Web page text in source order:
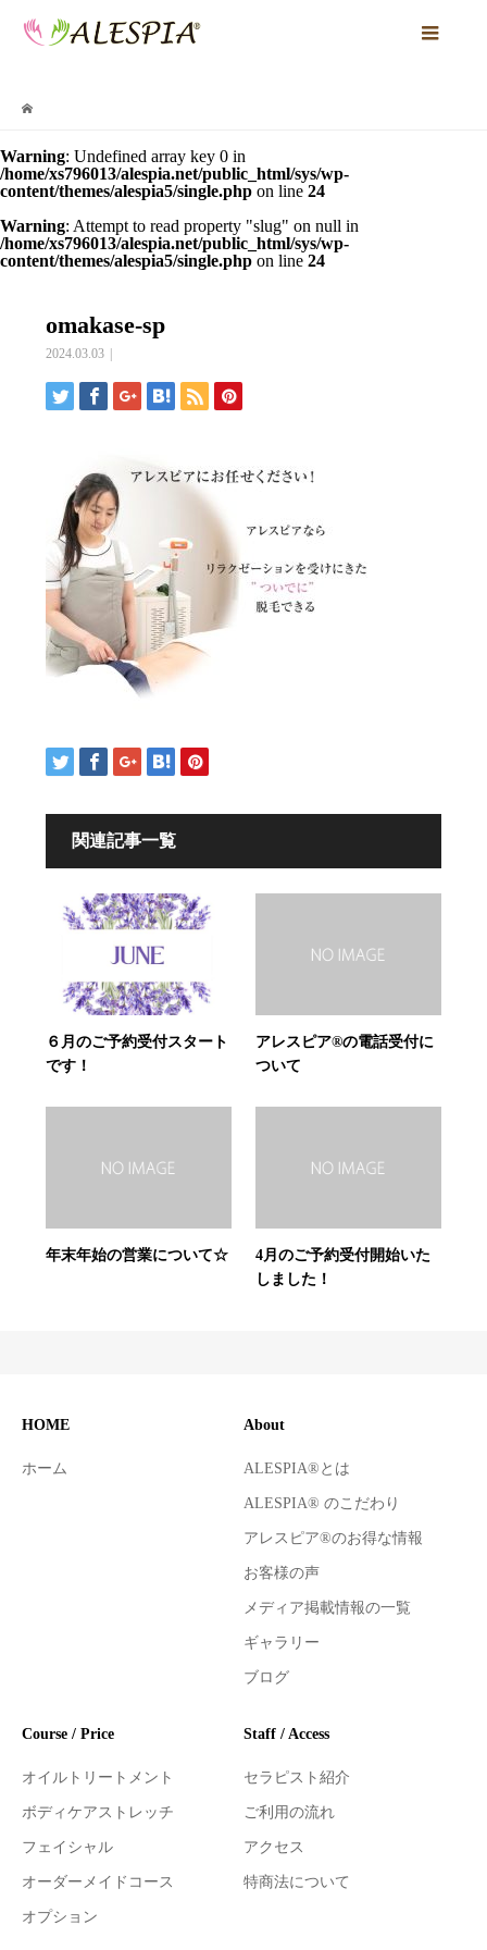
Warning: Undefined array key 0 in
/home/xs796013/alespia.net/public_html/sys/wp-
content/themes/alespia5/single.php on line 24
Warning: Attempt to read property "slug" on null in
/home/xs796013/alespia.net/public_html/sys/wp-
content/themes/alespia5/single.php on line 24
omakase-sp
2024.03.03
関連記事一覧
６月のご予約受付スタート
です！
アレスピア®の電話受付に
ついて
年末年始の営業について☆
4月のご予約受付開始いた
しました！
HOME
ホーム
About
ALESPIA®とは
ALESPIA® のこだわり
アレスピア®のお得な情報
お客様の声
メディア掲載情報の一覧
ギャラリー
ブログ
Course / Price
オイルトリートメント
ボディケアストレッチ
フェイシャル
オーダーメイドコース
オプション
Staff / Access
セラピスト紹介
ご利用の流れ
アクセス
特商法について